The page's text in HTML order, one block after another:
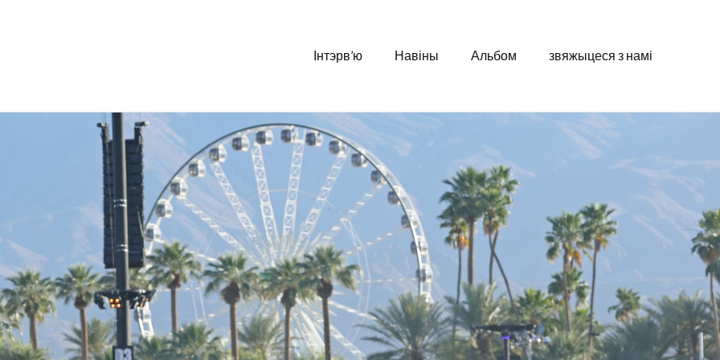
Інтэрв’ю Навіны Альбом звяжыцеся з намі